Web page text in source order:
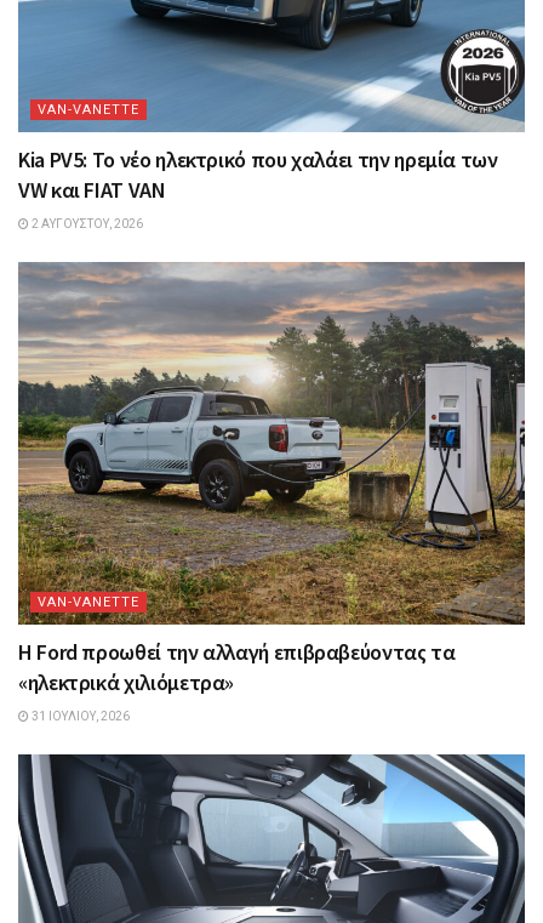
VAN-VANETTΕ
Kia PV5: Το νέο ηλεκτρικό που χαλάει την ηρεμία των
VW και FIAT VAN
2 ΑΥΓΟΎΣΤΟΥ, 2026
VAN-VANETTΕ
Η Ford προωθεί την αλλαγή επιβραβεύοντας τα
«ηλεκτρικά χιλιόμετρα»
31 ΙΟΥΛΊΟΥ, 2026